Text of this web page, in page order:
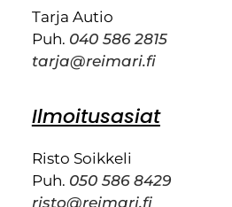
Tarja Autio
Puh. 040 586 2815
tarja@reimari.fi
Ilmoitusasiat
Risto Soikkeli
Puh. 050 586 8429
risto@reimari.fi